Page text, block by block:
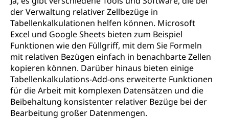
der Verwaltung relativer Zellbezüge in
Tabellenkalkulationen helfen können. Microsoft
Excel und Google Sheets bieten zum Beispiel
Funktionen wie den Füllgriff, mit dem Sie Formeln
mit relativen Bezügen einfach in benachbarte Zellen
kopieren können. Darüber hinaus bieten einige
Tabellenkalkulations-Add-ons erweiterte Funktionen
für die Arbeit mit komplexen Datensätzen und die
Beibehaltung konsistenter relativer Bezüge bei der
Bearbeitung großer Datenmengen.